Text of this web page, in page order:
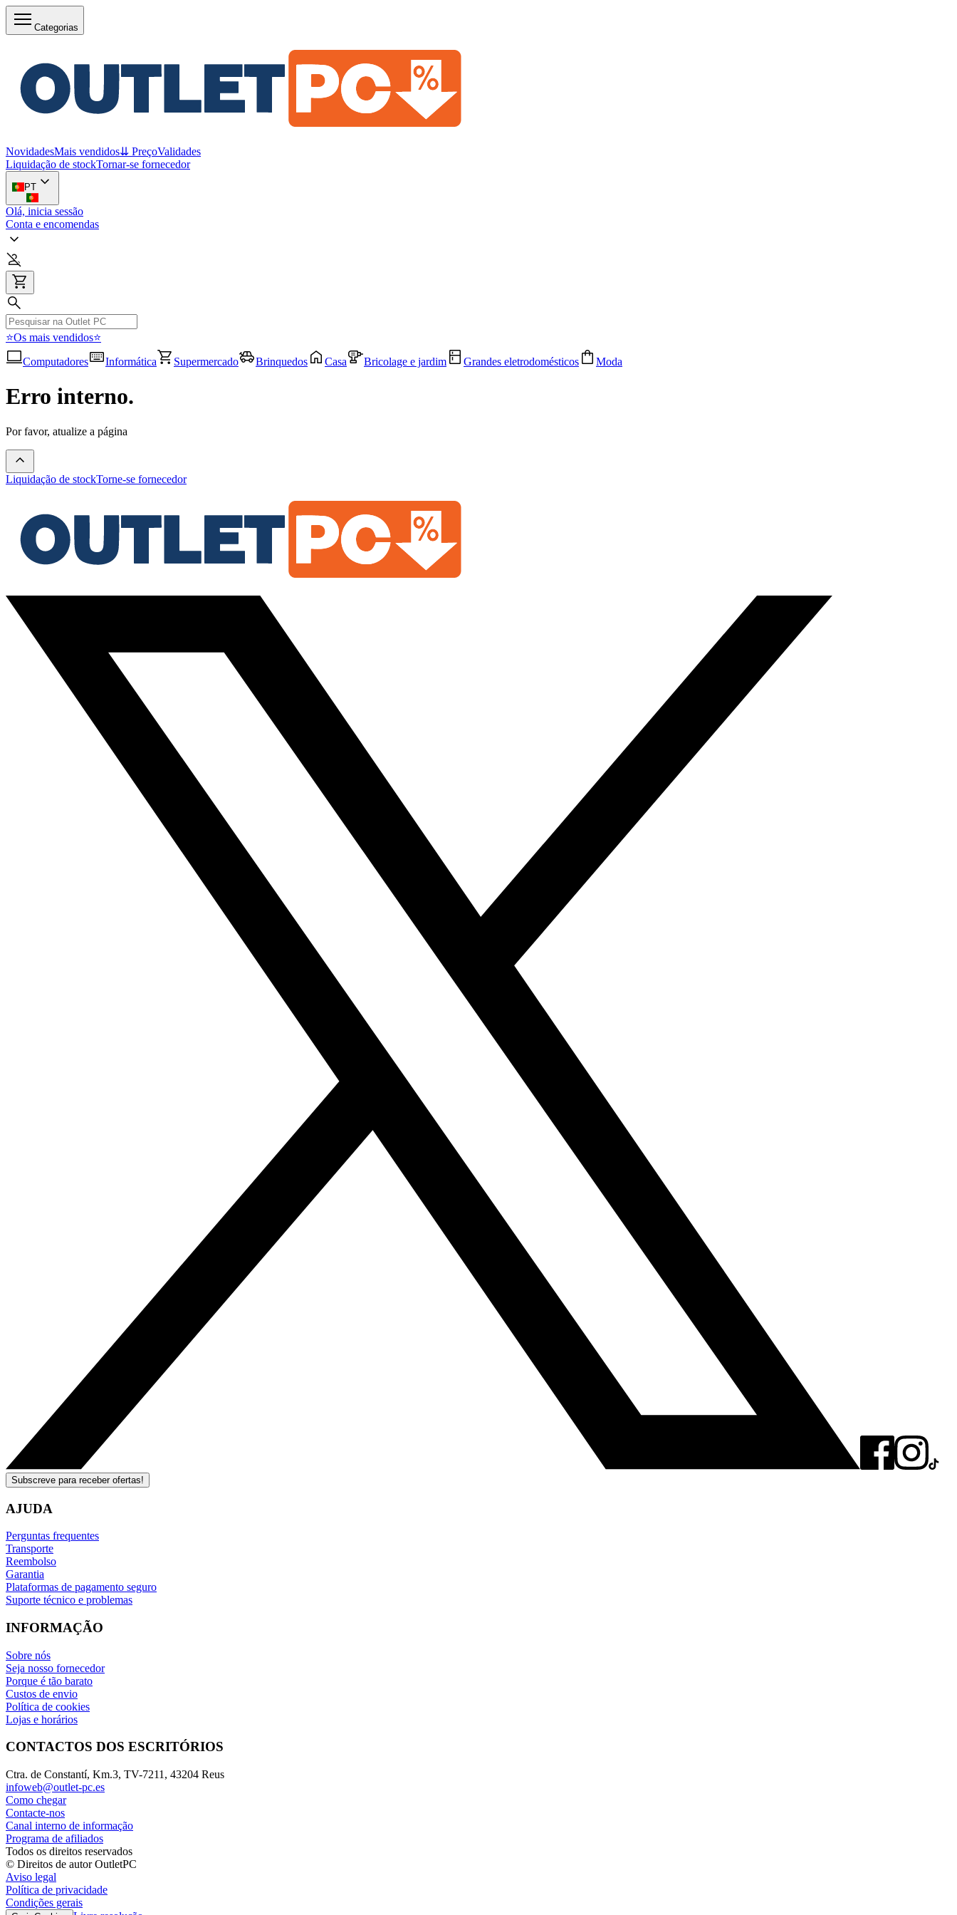
Categorias
NovidadesMais vendidos⇊ PreçoValidades
Liquidação de stockTornar-se fornecedor
PT
Olá, inicia sessão
Conta e encomendas
⭐Os mais vendidos⭐
Computadores
Informática Supermercado Brinquedos Casa Bricolage e jardim Grandes eletrodomésticos Moda
Erro interno.
Por favor, atualize a página
Liquidação de stockTorne-se fornecedor
Subscreve para receber ofertas!
AJUDA
Perguntas frequentes
Transporte
Reembolso
Garantia
Plataformas de pagamento seguro
Suporte técnico e problemas
INFORMAÇÃO
Sobre nós
Seja nosso fornecedor
Porque é tão barato
Custos de envio
Política de cookies
Lojas e horários
CONTACTOS DOS ESCRITÓRIOS
Ctra. de Constantí, Km.3, TV-7211, 43204 Reus
infoweb@outlet-pc.es
Como chegar
Contacte-nos
Canal interno de informação
Programa de afiliados
Todos os direitos reservados
© Direitos de autor OutletPC
Aviso legal
Política de privacidade
Condições gerais